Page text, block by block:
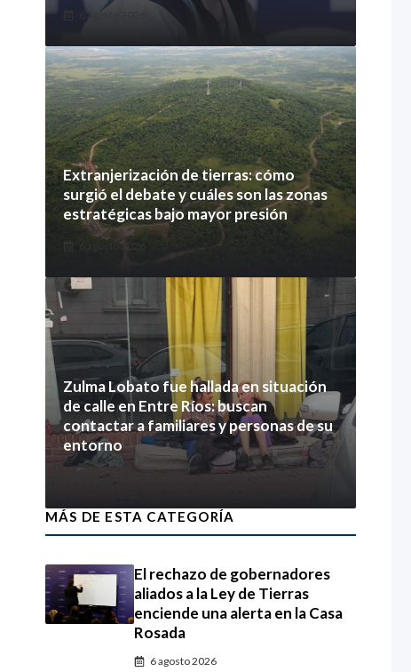
6 agosto 2026
Extranjerización de tierras: cómo
surgió el debate y cuáles son las zonas
estratégicas bajo mayor presión
6 agosto 2026
Zulma Lobato fue hallada en situación
de calle en Entre Ríos: buscan
contactar a familiares y personas de su
entorno
6 agosto 2026
MÁS DE ESTA CATEGORÍA
El rechazo de gobernadores
aliados a la Ley de Tierras
enciende una alerta en la Casa
Rosada
6 agosto 2026